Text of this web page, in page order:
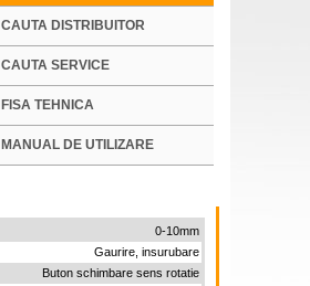
CAUTA DISTRIBUITOR
CAUTA SERVICE
FISA TEHNICA
MANUAL DE UTILIZARE
0-10mm
Gaurire, insurubare
Buton schimbare sens rotatie